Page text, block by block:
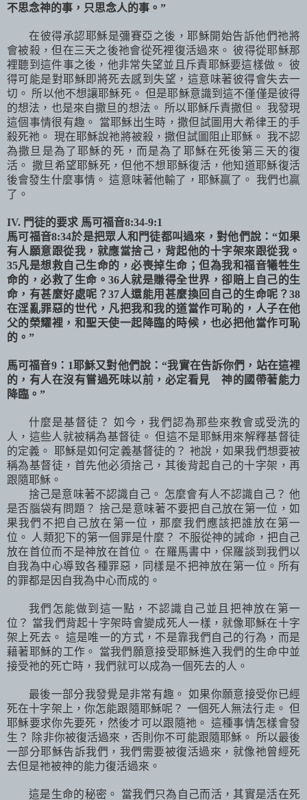
不思念神的事，只思念人的事。 ”
在彼得承認耶穌是彌賽亞之後，耶穌開始告訴他們祂將
會被殺，但在三天之後祂會從死裡復活過來。 彼得從耶穌那
裡聽到這件事之後，他非常失望並且斥責耶穌要這樣做。 彼
得可能是對耶穌即將死去感到失望，這意味著彼得會失去一
切。 所以他不想讓耶穌死。 但是耶穌意識到這不僅僅是彼得
的想法，也是來自撒旦的想法。 所以耶穌斥責撒但。 我發現
這個事情很有趣。 當耶穌出生時，撒但試圖用大希律王的手
殺死祂。 現在耶穌說祂將被殺，撒但試圖阻止耶穌。 我不認
為撒旦是為了耶穌的死，而是為了耶穌在死後第三天的復
活。 撒旦希望耶穌死，但他不想耶穌復活，他知道耶穌復活
後會發生什麼事情。 這意味著他輸了，耶穌贏了。 我們也贏
了。
IV. 門徒的要求 馬可福音8:34-9:1
馬可福音8:34於是把眾人和門徒都叫過來，對他們說：“如果
有人願意跟從我，就應當捨己，背起他的十字架來跟從我。
35凡是想救自己生命的，必喪掉生命；但為我和福音犧牲生
命的，必救了生命。36人就是賺得全世界，卻賠上自己的生
命，有甚麼好處呢？37人還能用甚麼換回自己的生命呢？38
在淫亂罪惡的世代，凡把我和我的道當作可恥的，人子在他
父的榮耀裡，和聖天使一起降臨的時候，也必把他當作可恥
的。 ”
馬可福音9： 1耶穌又對他們說：“我實在告訴你們，站在這裡
的，有人在沒有嘗過死味以前，必定看見 神的國帶著能力
降臨。 ”
什麼是基督徒？ 如今，我們認為那些來教會或受洗的
人，這些人就被稱為基督徒。 但這不是耶穌用來解釋基督徒
的定義。 耶穌是如何定義基督徒的？ 衪說，如果我們想要被
稱為基督徒，首先他必須捨己，其後背起自己的十字架，再
跟隨耶穌。
捨己是意味著不認識自己。 怎麼會有人不認識自己？ 他
是否腦袋有問題？ 捨己是意味著不要把自己放在第一位，如
果我們不把自己放在第一位，那麼我們應該把誰放在第一
位。 人類犯下的第一個罪是什麼？ 不服從神的誡命，把自己
放在首位而不是神放在首位。 在羅馬書中，保羅談到我們以
自我為中心導致各種罪惡，同樣是不把神放在第一位。所有
的罪都是因自我為中心而成的。
我們怎能做到這一點，不認識自己並且把神放在第一
位？ 當我們背起十字架時會變成死人一樣，就像耶穌在十字
架上死去。 這是唯一的方式，不是靠我們自己的行為，而是
藉著耶穌的工作。 當我們願意接受耶穌進入我們的生命中並
接受祂的死亡時，我們就可以成為一個死去的人。
最後一部分我發覺是非常有趣。 如果你願意接受你已經
死在十字架上，你怎能跟隨耶穌呢？ 一個死人無法行走。 但
耶穌要求你先要死，然後才可以跟隨祂。 這種事情怎樣會發
生？ 除非你被復活過來，否則你不可能跟隨耶穌。 所以最後
一部分耶穌告訴我們，我們需要被復活過來，就像祂曾經死
去但是祂被神的能力復活過來。
這是生命的秘密。 當我們只為自己而活，其實是活在死